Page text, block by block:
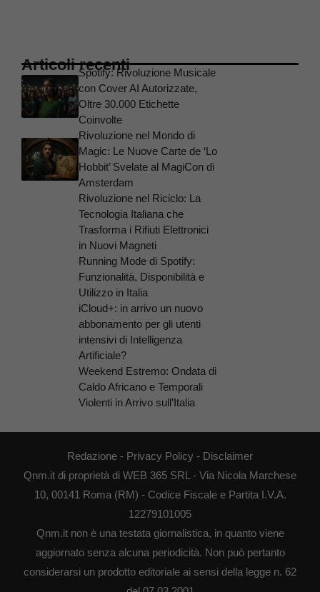
Articoli recentiSpotify: Rivoluzione Musicale
con Cover AI Autorizzate,
Oltre 30.000 Etichette
Coinvolte
Rivoluzione nel Mondo di
Magic: Le Nuove Carte de ‘Lo
Hobbit’ Svelate al MagiCon di
Amsterdam
Rivoluzione nel Riciclo: La
Tecnologia Italiana che
Trasforma i Rifiuti Elettronici
in Nuovi Magneti
Running Mode di Spotify:
Funzionalità, Disponibilità e
Utilizzo in Italia
iCloud+: in arrivo un nuovo
abbonamento per gli utenti
intensivi di Intelligenza
Artificiale?
Weekend Estremo: Ondata di
Caldo Africano e Temporali
Violenti in Arrivo sull’Italia
Redazione - Privacy Policy - Disclaimer
Qnm.it di proprietà di WEB 365 SRL - Via Nicola Marchese
10, 00141 Roma (RM) - Codice Fiscale e Partita I.V.A.
12279101005
Qnm.it non è una testata giornalistica, in quanto viene
aggiornato senza alcuna periodicità. Non può pertanto
considerarsi un prodotto editoriale ai sensi della legge n. 62